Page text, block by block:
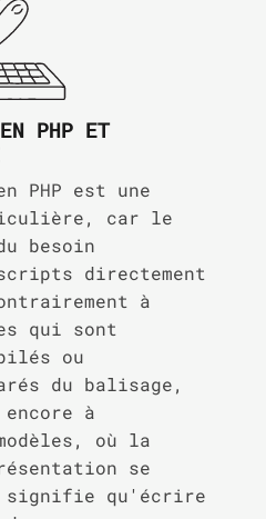
EN PHP ET
PHP est une
car le
besoin
directement
à
qui sont
ou
du balisage,
à
où la
se
signifie qu'écrire